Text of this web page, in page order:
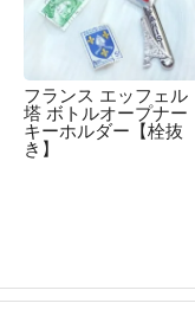
フランス エッフェル
塔 ボトルオープナー
キーホルダー【栓抜
き】